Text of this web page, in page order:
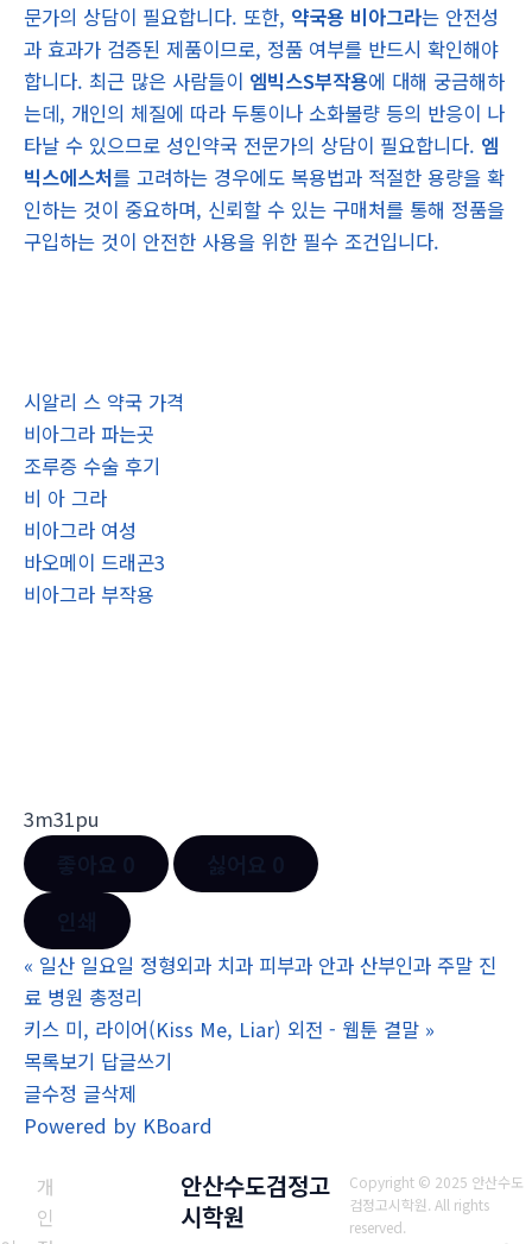
문가의 상담이 필요합니다. 또한, 약국용 비아그라는 안전성
과 효과가 검증된 제품이므로, 정품 여부를 반드시 확인해야
합니다. 최근 많은 사람들이 엠빅스S부작용에 대해 궁금해하
는데, 개인의 체질에 따라 두통이나 소화불량 등의 반응이 나
타날 수 있으므로 성인약국 전문가의 상담이 필요합니다. 엠
빅스에스처를 고려하는 경우에도 복용법과 적절한 용량을 확
인하는 것이 중요하며, 신뢰할 수 있는 구매처를 통해 정품을
구입하는 것이 안전한 사용을 위한 필수 조건입니다.
시알리 스 약국 가격
비아그라 파는곳
조루증 수술 후기
비 아 그라
비아그라 여성
바오메이 드래곤3
비아그라 부작용
3m31pu
« 일산 일요일 정형외과 치과 피부과 안과 산부인과 주말 진
료 병원 총정리
키스 미, 라이어(Kiss Me, Liar) 외전 - 웹툰 결말 »
목록보기 답글쓰기
글수정 글삭제
Powered by KBoard
개
인
안산수도검정고
시학원
Copyright © 2025 안산수도
검정고시학원. All rights
reserved.